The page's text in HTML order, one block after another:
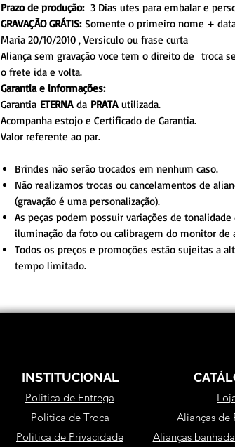
Prazo de produção:3 Dias utes para embalar e
GRAVAÇÃO GRÁTIS:Somente o primeiro nome + data
Maria 20/10/2010 , Versiculo ou frase curta
Aliança sem gravação voce tem o direito de troca
o frete ida e volta.
Garantia e informações:
Garantia ETERNAda PRATAutilizada.
Acompanha estojo e Certificado de Garantia.
Valor referente ao par.
Brindes não serão trocados em nenhum caso.
Não realizamos trocas ou cancelamentos de
(gravação é uma personalização).
As peças podem possuir variações de tonalidade
iluminação da foto ou calibragem do monitor de
Todos os preços e promoções estão sujeitas a
tempo limitado.
INSTITUCIONAL
Politica de Entrega
Politica de Troca
Alianças de
Politica de Privacidade
Alianças